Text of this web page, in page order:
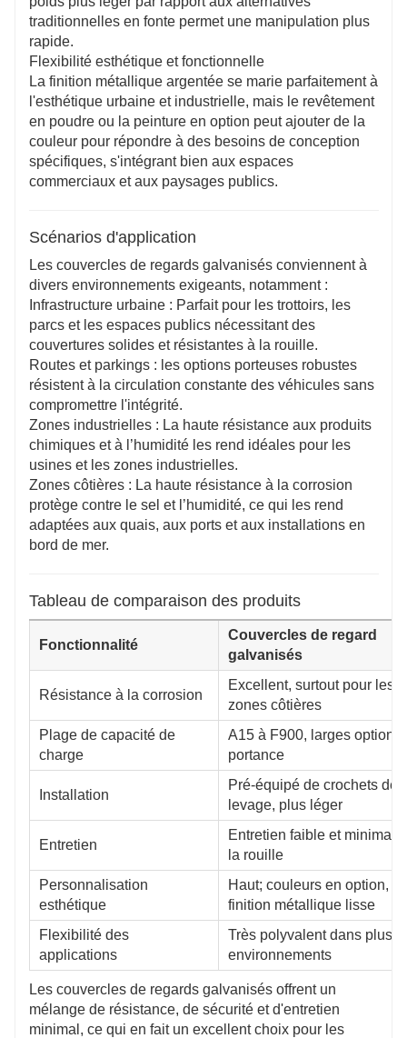
traditionnelles en fonte permet une manipulation plus
rapide.
Flexibilité esthétique et fonctionnelle
La finition métallique argentée se marie parfaitement à
l'esthétique urbaine et industrielle, mais le revêtement
en poudre ou la peinture en option peut ajouter de la
couleur pour répondre à des besoins de conception
spécifiques, s'intégrant bien aux espaces
commerciaux et aux paysages publics.
Scénarios d'application
Les couvercles de regards galvanisés conviennent à
divers environnements exigeants, notamment :
Infrastructure urbaine : Parfait pour les trottoirs, les
parcs et les espaces publics nécessitant des
couvertures solides et résistantes à la rouille.
Routes et parkings : les options porteuses robustes
résistent à la circulation constante des véhicules sans
compromettre l'intégrité.
Zones industrielles : La haute résistance aux produits
chimiques et à l’humidité les rend idéales pour les
usines et les zones industrielles.
Zones côtières : La haute résistance à la corrosion
protège contre le sel et l’humidité, ce qui les rend
adaptées aux quais, aux ports et aux installations en
bord de mer.
Tableau de comparaison des produits
Fonctionnalité
Couvercles de regard
galvanisés
Résistance à la corrosion
Excellent, surtout pour les
zones côtières
Plage de capacité de
charge
A15 à F900, larges options
portance
Installation
Pré-équipé de crochets de
levage, plus léger
Entretien
Entretien faible et minimal
la rouille
Personnalisation
esthétique
Haut; couleurs en option,
finition métallique lisse
Flexibilité des
applications
Très polyvalent dans
environnements
Les couvercles de regards galvanisés offrent un
mélange de résistance, de sécurité et d'entretien
minimal, ce qui en fait un excellent choix pour les